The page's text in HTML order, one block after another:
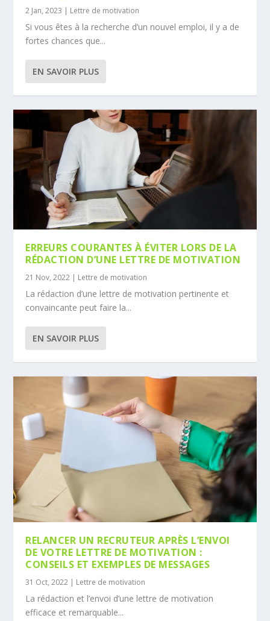
2 Jan, 2023 | Lettre de motivation
Si vous êtes à la recherche d’un nouvel emploi, il y a de
fortes chances que...
EN SAVOIR PLUS
ERREURS COURANTES À ÉVITER LORS DE LA
RÉDACTION D’UNE LETTRE DE MOTIVATION
21 Nov, 2022 | Lettre de motivation
La rédaction d’une lettre de motivation pertinente et
convaincante peut faire la...
EN SAVOIR PLUS
RELANCER UN RECRUTEUR APRÈS L’ENVOI
DE VOTRE LETTRE DE MOTIVATION :
CONSEILS ET EXEMPLES DE MESSAGES
31 Oct, 2022 | Lettre de motivation
La rédaction et l’envoi d’une lettre de motivation
efficace et remarquable...